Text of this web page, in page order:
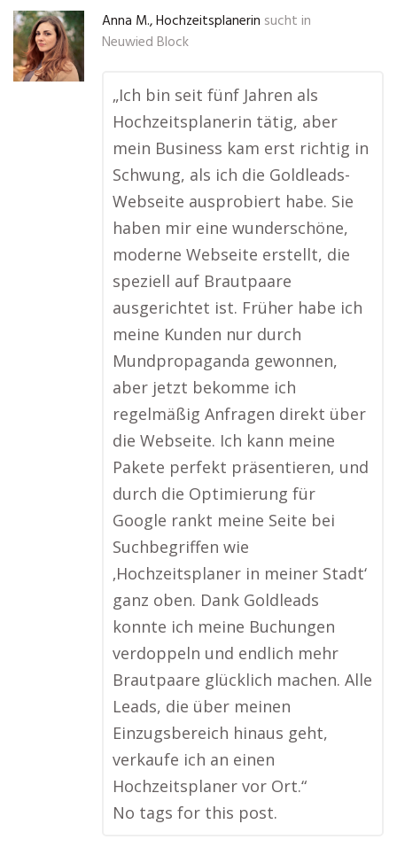
Anna M., Hochzeitsplanerin sucht in
Neuwied Block
„Ich bin seit fünf Jahren als
Hochzeitsplanerin tätig, aber
mein Business kam erst richtig in
Schwung, als ich die Goldleads-
Webseite ausprobiert habe. Sie
haben mir eine wunderschöne,
moderne Webseite erstellt, die
speziell auf Brautpaare
ausgerichtet ist. Früher habe ich
meine Kunden nur durch
Mundpropaganda gewonnen,
aber jetzt bekomme ich
regelmäßig Anfragen direkt über
die Webseite. Ich kann meine
Pakete perfekt präsentieren, und
durch die Optimierung für
Google rankt meine Seite bei
Suchbegriffen wie
‚Hochzeitsplaner in meiner Stadt‘
ganz oben. Dank Goldleads
konnte ich meine Buchungen
verdoppeln und endlich mehr
Brautpaare glücklich machen. Alle
Leads, die über meinen
Einzugsbereich hinaus geht,
verkaufe ich an einen
Hochzeitsplaner vor Ort.“
No tags for this post.